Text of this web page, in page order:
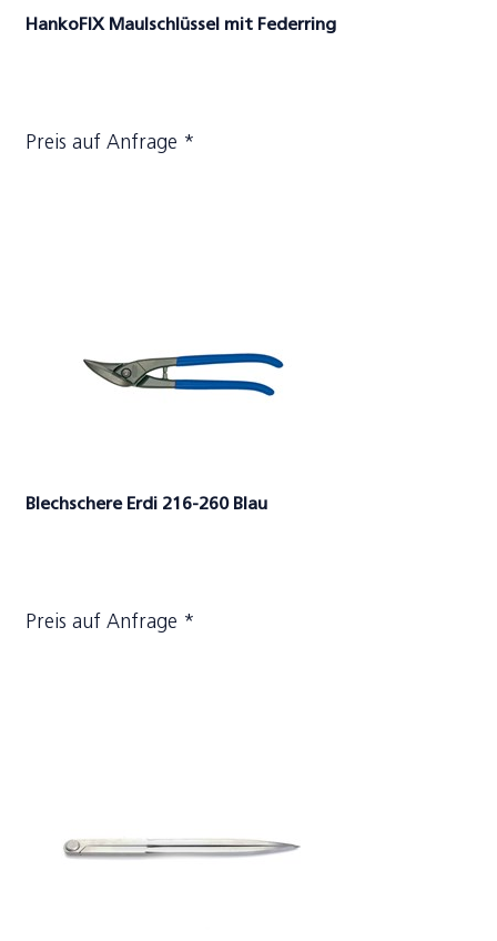
HankoFIX Maulschlüssel mit Federring
Preis auf Anfrage *
Blechschere Erdi 216-260 Blau
Preis auf Anfrage *